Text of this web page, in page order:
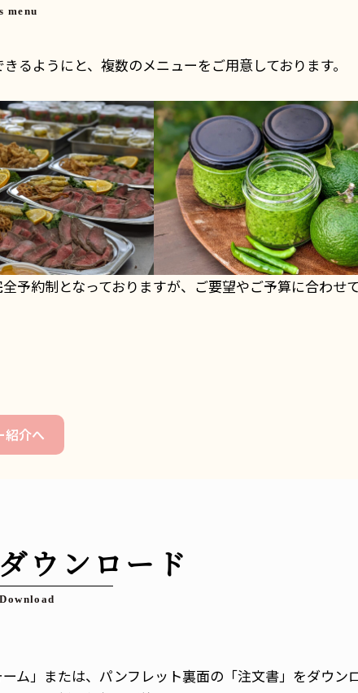
るようにと、複数のメニューをご用意しております。
予約制となっておりますが、ご要望やご予算に合わせ
紹介へ
ウンロード
ーム」または、パンフレット裏面の「注文書」をダウン